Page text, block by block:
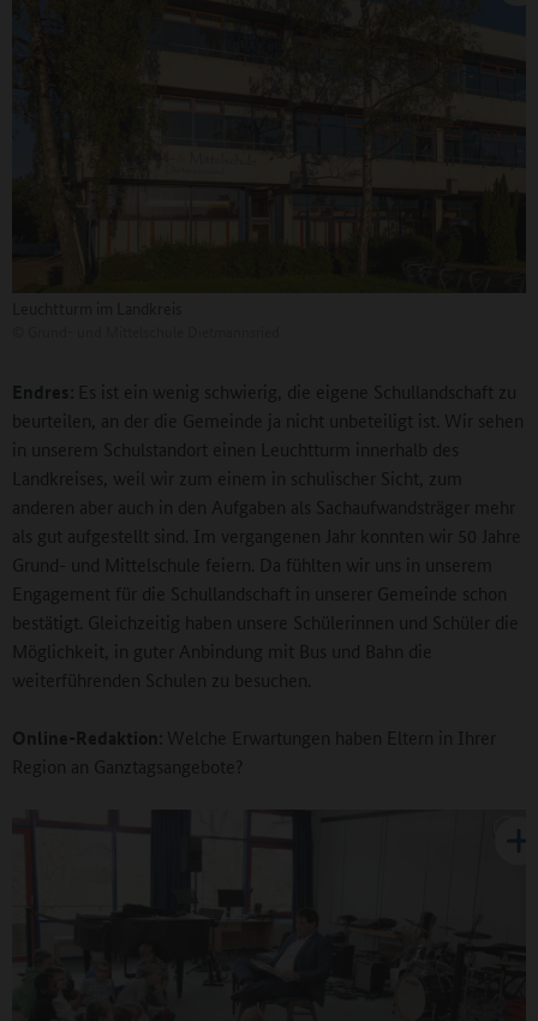
Endres: Es ist ein wenig schwierig, die eigene Schullandschaft zu
beurteilen, an der die Gemeinde ja nicht unbeteiligt ist. Wir sehen
in unserem Schulstandort einen Leuchtturm innerhalb des
Landkreises, weil wir zum einem in schulischer Sicht, zum
anderen aber auch in den Aufgaben als Sachaufwandsträger mehr
als gut aufgestellt sind. Im vergangenen Jahr konnten wir 50 Jahre
Grund- und Mittelschule feiern. Da fühlten wir uns in unserem
Engagement für die Schullandschaft in unserer Gemeinde schon
bestätigt. Gleichzeitig haben unsere Schülerinnen und Schüler die
Möglichkeit, in guter Anbindung mit Bus und Bahn die
weiterführenden Schulen zu besuchen.
Online-Redaktion: Welche Erwartungen haben Eltern in Ihrer
Region an Ganztagsangebote?